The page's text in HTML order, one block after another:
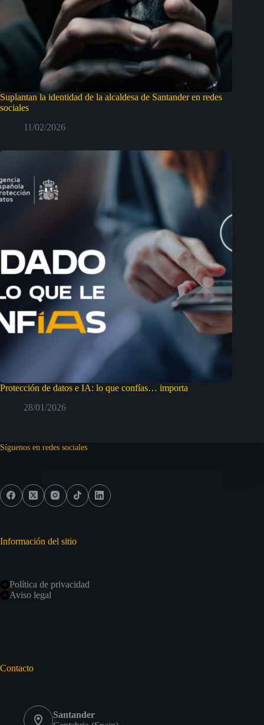
Suplantan la identidad de la alcaldesa de Santander en redes
sociales
11/02/2026
Protección de datos e IA: lo que confías… importa
28/01/2026
Síguenos en redes sociales
Información del sitio
Política de privacidad
Aviso legal
Contacto
Santander